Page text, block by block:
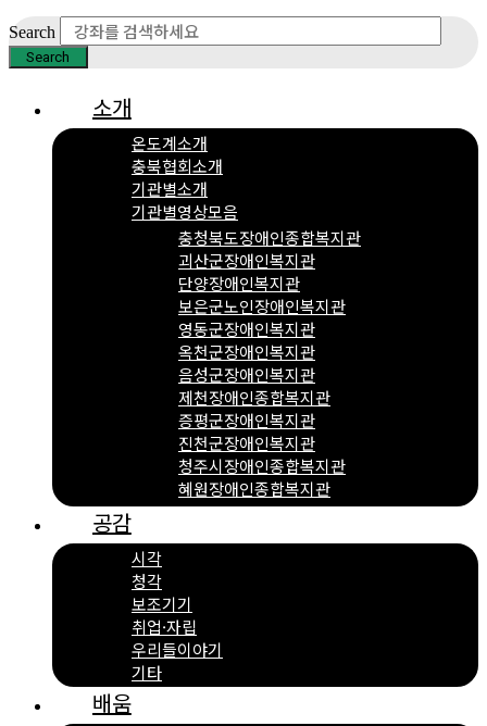
Search
Search
소개
온도계소개
충북협회소개
기관별소개
기관별영상모음
충청북도장애인종합복지관
괴산군장애인복지관
단양장애인복지관
보은군노인장애인복지관
영동군장애인복지관
옥천군장애인복지관
음성군장애인복지관
제천장애인종합복지관
증평군장애인복지관
진천군장애인복지관
청주시장애인종합복지관
혜원장애인종합복지관
공감
시각
청각
보조기기
취업·자립
우리들이야기
기타
배움